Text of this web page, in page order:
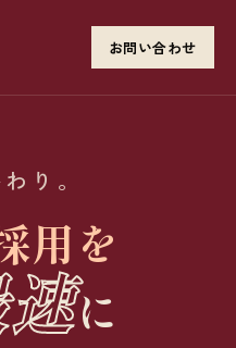
お問い合わせ
り。
用を
に